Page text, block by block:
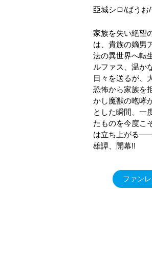
亞城シロ/ばうお
家族を失い絶望
は、貴族の嫡男
法の異世界へ転
ルファス、温か
日々を送るが、
恐怖から家族を
かし魔獣の咆哮
とした瞬間、一
たものを今度こ
は立ち上がる
雄譚、開幕!!
ファン